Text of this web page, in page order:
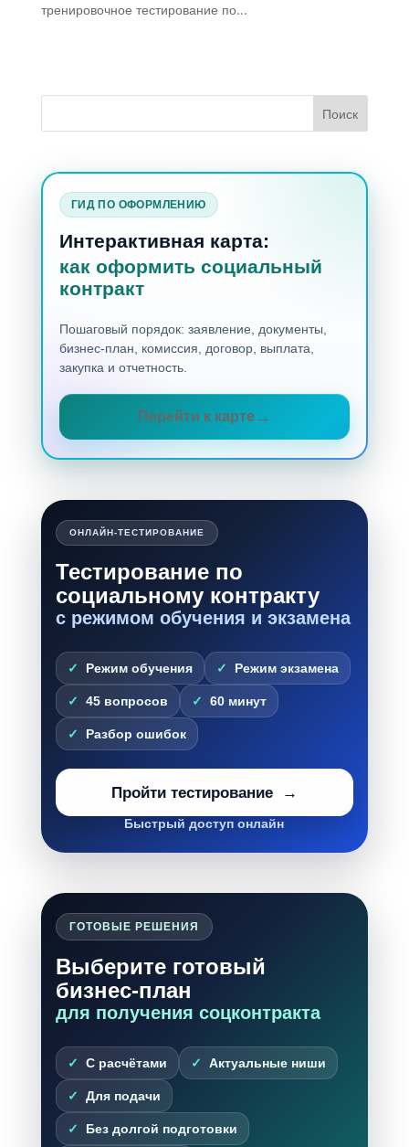
тренировочное тестирование по...
ГИД ПО ОФОРМЛЕНИЮ
Интерактивная карта:
как оформить социальный
контракт
Пошаговый порядок: заявление, документы,
бизнес-план, комиссия, договор, выплата,
закупка и отчетность.
Перейти к карте
ОНЛАЙН-ТЕСТИРОВАНИЕ
Тестирование по
социальному контракту
с режимом обучения и экзамена
Режим обучения Режим экзамена
45 вопросов 60 минут
Разбор ошибок
Пройти тестирование
Быстрый доступ онлайн
ГОТОВЫЕ РЕШЕНИЯ
Выберите готовый
бизнес-план
для получения соцконтракта
С расчётами Актуальные ниши
Для подачи
Без долгой подготовки